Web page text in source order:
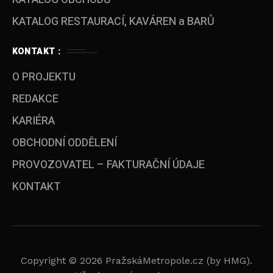
KATALOG RESTAURACÍ, KAVÁREN a BARŮ
KONTAKT :
O PROJEKTU
REDAKCE
KARIÉRA
OBCHODNÍ ODDĚLENÍ
PROVOZOVATEL – FAKTURAČNÍ ÚDAJE
KONTAKT
Copyright © 2026 PražskáMetropole.cz (by HMG).